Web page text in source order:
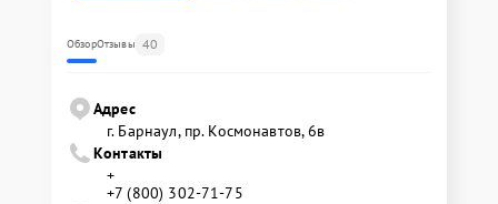
ОбзорОтзывы 40
Адрес
г. Барнаул, ​пр. Космонавтов, 6в
Контакты
+
+7 (800) 302-71-75